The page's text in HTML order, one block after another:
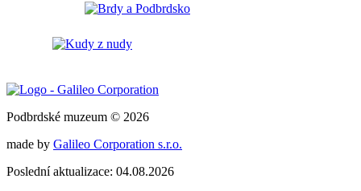
Podbrdské muzeum © 2026
made by Galileo Corporation s.r.o.
Poslední aktualizace: 04.08.2026